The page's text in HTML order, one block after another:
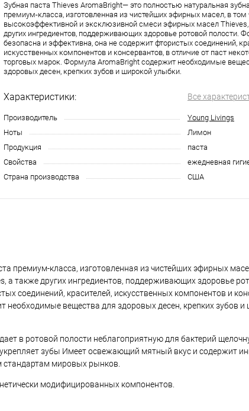
Зубная паста Thieves AromaBright— это полностью натуральная
премиум-класса, изготовленная из чистейших эфирных масел, в том
высокоэффективной и эксклюзивной смеси эфирных масел
других ингредиентов, поддерживающих здоровье ротовой полости.
безопасна и эффективна, она не содержит фтористых соединений,
искусственных компонентов и консервантов, в отличие от паст
торговых марок. Формула AromaBright содержит необходимые
здоровых десен, крепких зубов и широкой улыбки.
Характеристики: Все
Производитель
Young Livings
Ноты
Лимон
Продукция
паста
Свойства
ежедневная
Страна производства
США
премиум-класса, изготовленная из чистейших эфирных
а также других ингредиентов, поддерживающих здоровье
соединений, красителей, искусственных компонентов и
вещества для здоровых десен, крепких зубов и
в ротовой полости неблагоприятную для бактерий
зубы Имеет освежающий мятный вкус и содержит
стандартам мировых рынков.
модифицированных компонентов.